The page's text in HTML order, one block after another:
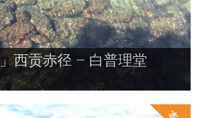
西贡赤径 – 白普理堂